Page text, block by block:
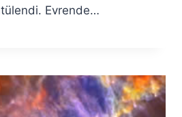
Evrende…